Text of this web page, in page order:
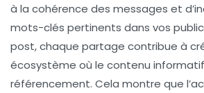
à la cohérence des messages et
mots-clés pertinents dans vos
post, chaque partage contribue à
écosystème où le contenu
référencement. Cela montre que